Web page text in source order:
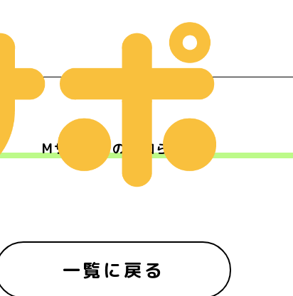
Mサポからのお知らせ
一覧に戻る